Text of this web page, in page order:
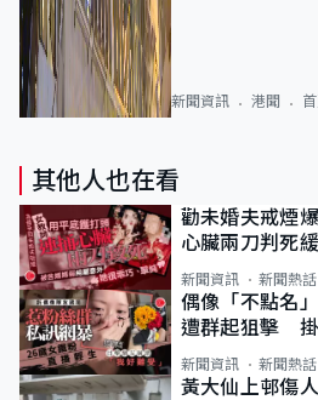
新聞資訊 港聞
其他人也在看
勸未婚夫戒煙
心臟兩刀判死
新聞資訊 新聞熱話
偶像「不點名
遭群起狙擊 掛
新聞資訊 新聞熱話
黃大仙上邨傷